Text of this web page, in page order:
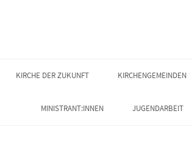
KIRCHE DER ZUKUNFT KIRCHENGEMEINDEN
MINISTRANT:INNEN JUGENDARBEIT